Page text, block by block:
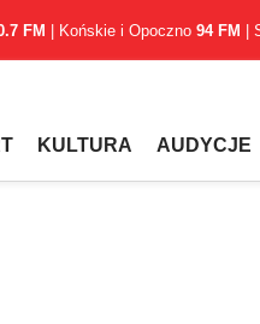
FM | Końskie i Opoczno 94 FM |
KULTURA AUDYCJE